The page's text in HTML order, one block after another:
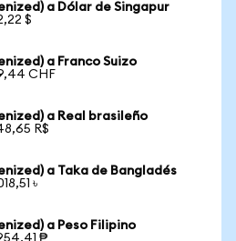
a Dólar de Singapur
$
a Franco Suizo
CHF
a Real brasileño
R$
a Taka de Bangladés
৳
a Peso Filipino
₱